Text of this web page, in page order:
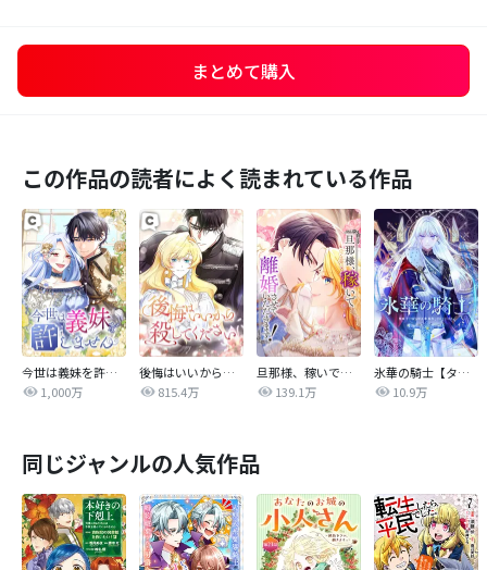
まとめて購入
この作品の読者によく読まれている作品
今世は義妹を許しません
1,000万
後悔はいいから殺してください
815.4万
旦那様、稼いで離婚させていただきます！
139.1万
氷華の騎士【タテヨミ】
10.9万
同じジャンルの人気作品